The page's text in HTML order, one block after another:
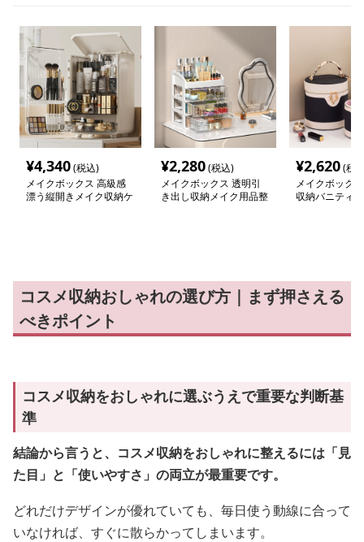
¥4,340(税込)
メイクボックス 高級感
漂う縦開きメイク収納ケ
¥2,280(税込)
メイクボックス 透明引
き出し収納メイク用品整
¥2,620(税
メイクボック
収納バニティ
コスメ収納おしゃれの選び方｜まず押さえる
べきポイント
コスメ収納をおしゃれに選ぶうえで重要な判断基
準
結論から言うと、コスメ収納をおしゃれに整えるには「見
た目」と「使いやすさ」の両立が最重要です。
どれだけデザインが優れていても、毎日使う動線に合って
いなければ、すぐに散らかってしまいます。